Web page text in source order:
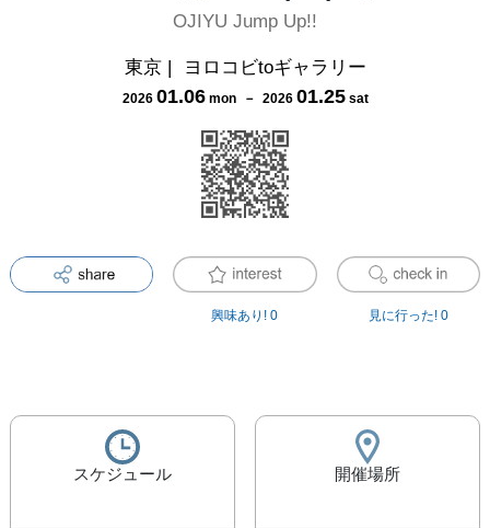
OJIYU Jump Up!!
東京| ヨロコビtoギャラリー
2026 01.06 mon－ 2026 01.25 sat
興味あり! 0 見に行った! 0
スケジュール 開催場所